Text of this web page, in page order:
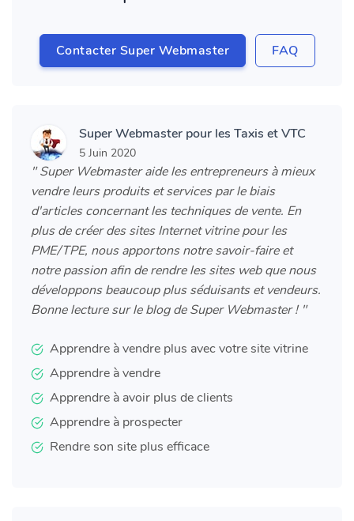
Contacter Super Webmaster FAQ
Super Webmaster pour les Taxis et VTC
5 Juin 2020
" Super Webmaster aide les entrepreneurs à mieux
vendre leurs produits et services par le biais
d'articles concernant les techniques de vente. En
plus de créer des sites Internet vitrine pour les
PME/TPE, nous apportons notre savoir-faire et
notre passion afin de rendre les sites web que nous
développons beaucoup plus séduisants et vendeurs.
Bonne lecture sur le blog de Super Webmaster ! "
Apprendre à vendre plus avec votre site vitrine
Apprendre à vendre
Apprendre à avoir plus de clients
Apprendre à prospecter
Rendre son site plus efficace